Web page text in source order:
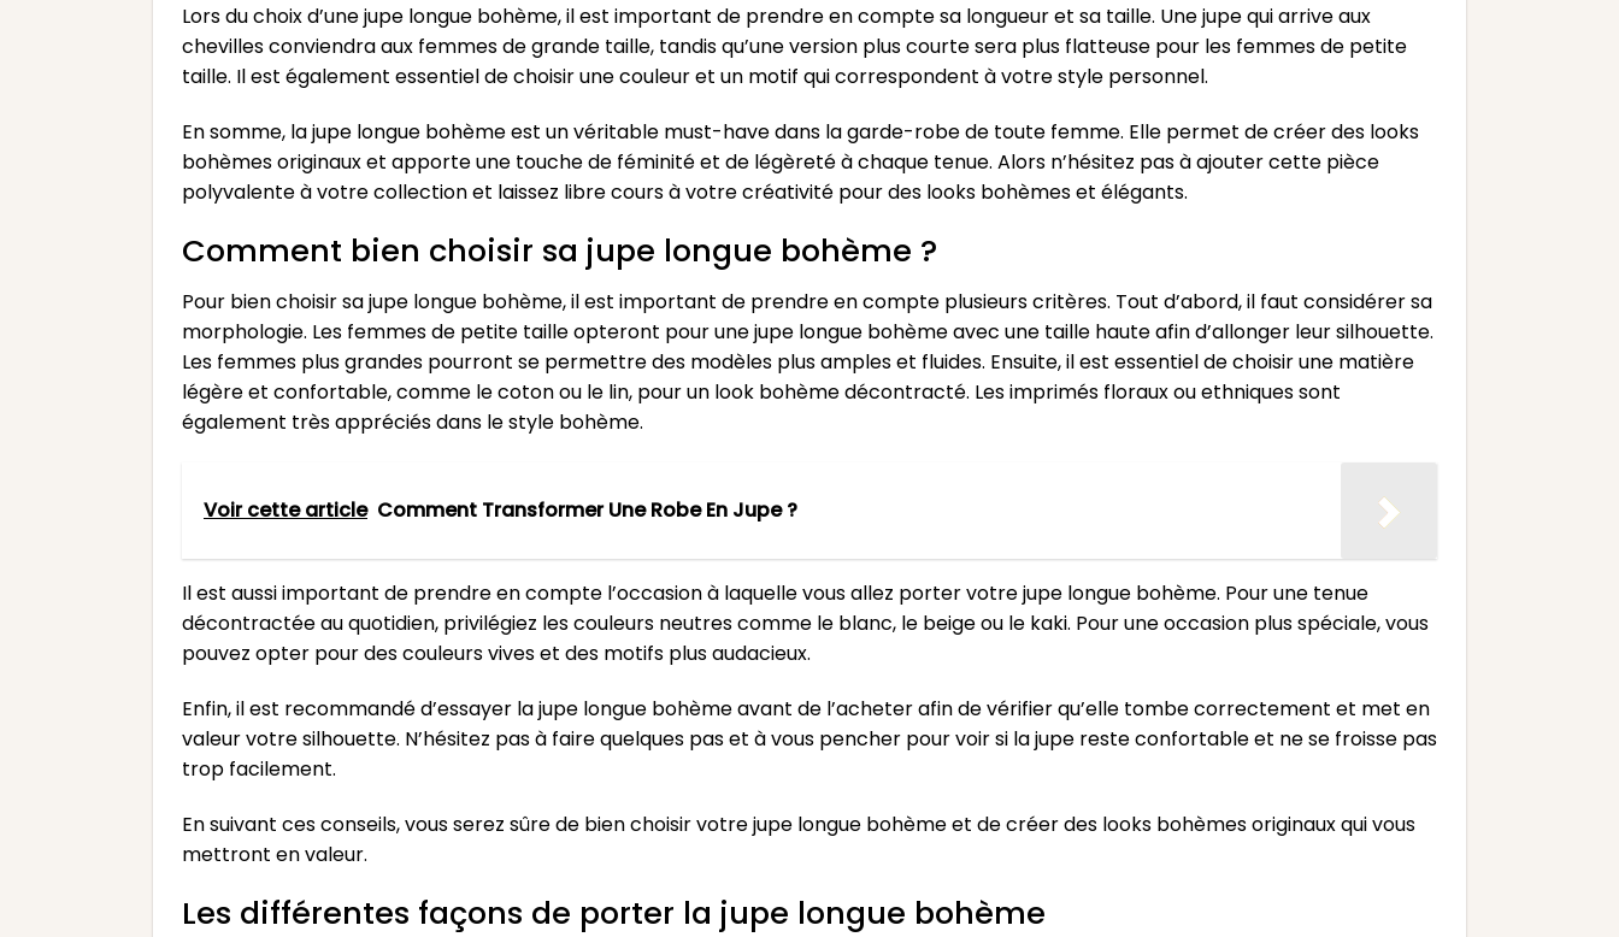
Lors du choix d’une jupe longue bohème, il est important de prendre en compte sa longueur et sa taille. Une jupe qui arrive aux
chevilles conviendra aux femmes de grande taille, tandis qu’une version plus courte sera plus flatteuse pour les femmes de petite
taille. Il est également essentiel de choisir une couleur et un motif qui correspondent à votre style personnel.
En somme, la jupe longue bohème est un véritable must-have dans la garde-robe de toute femme. Elle permet de créer des looks
bohèmes originaux et apporte une touche de féminité et de légèreté à chaque tenue. Alors n’hésitez pas à ajouter cette pièce
polyvalente à votre collection et laissez libre cours à votre créativité pour des looks bohèmes et élégants.
Comment bien choisir sa jupe longue bohème ?
Pour bien choisir sa jupe longue bohème, il est important de prendre en compte plusieurs critères. Tout d’abord, il faut considérer sa
morphologie. Les femmes de petite taille opteront pour une jupe longue bohème avec une taille haute afin d’allonger leur silhouette.
Les femmes plus grandes pourront se permettre des modèles plus amples et fluides. Ensuite, il est essentiel de choisir une matière
légère et confortable, comme le coton ou le lin, pour un look bohème décontracté. Les imprimés floraux ou ethniques sont
également très appréciés dans le style bohème.
Voir cette article Comment Transformer Une Robe En Jupe ?
Il est aussi important de prendre en compte l’occasion à laquelle vous allez porter votre jupe longue bohème. Pour une tenue
décontractée au quotidien, privilégiez les couleurs neutres comme le blanc, le beige ou le kaki. Pour une occasion plus spéciale, vous
pouvez opter pour des couleurs vives et des motifs plus audacieux.
Enfin, il est recommandé d’essayer la jupe longue bohème avant de l’acheter afin de vérifier qu’elle tombe correctement et met en
valeur votre silhouette. N’hésitez pas à faire quelques pas et à vous pencher pour voir si la jupe reste confortable et ne se froisse pas
trop facilement.
En suivant ces conseils, vous serez sûre de bien choisir votre jupe longue bohème et de créer des looks bohèmes originaux qui vous
mettront en valeur.
Les différentes façons de porter la jupe longue bohème